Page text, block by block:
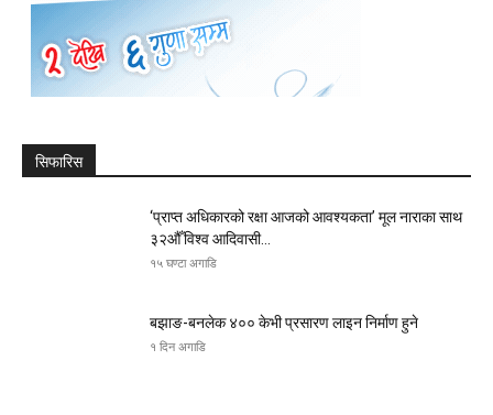
सिफारिस
‘प्राप्त अधिकारको रक्षा आजको आवश्यकता’ मूल नाराका साथ
३२औँ विश्व आदिवासी...
१५ घण्टा अगाडि
बझाङ-बनलेक ४०० केभी प्रसारण लाइन निर्माण हुने
१ दिन अगाडि